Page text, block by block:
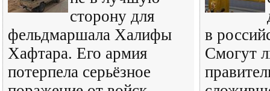
сторону для
фельдмаршала Халифы
Хафтара. Его армия
потерпела серьёзное
в
Смогут